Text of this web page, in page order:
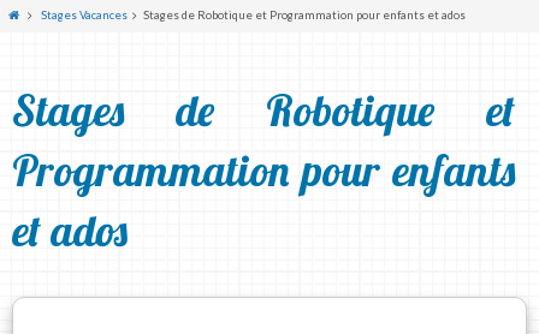
Stages Vacances Stages de Robotique et Programmation pour enfants et ados
Stages de Robotique et
Programmation pour enfants
et ados